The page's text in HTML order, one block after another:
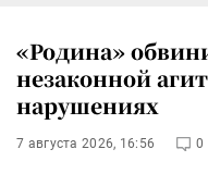
«Родина»
незаконной
нарушениях
7 августа 2026, 16:56 0